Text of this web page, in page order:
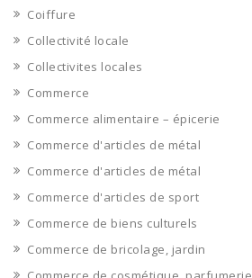
Coiffure
Collectivité locale
Collectivites locales
Commerce
Commerce alimentaire – épicerie
Commerce d'articles de métal
Commerce d'articles de métal
Commerce d'articles de sport
Commerce de biens culturels
Commerce de bricolage, jardin